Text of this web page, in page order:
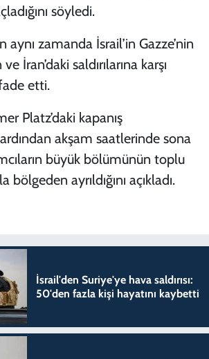
söyledi.
aynı zamanda İsrail’in Gazze’nin
İran’daki saldırılarına karşı
etti.
Platz’daki kapanış
akşam saatlerinde sona
büyük bölümünün toplu
bölgeden ayrıldığını açıkladı.
İsrail'den Suriye'ye hava saldırısı:
50'den fazla kişi hayatını kaybetti